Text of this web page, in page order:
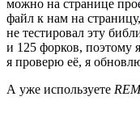
можно на странице
файл к нам на
не тестировал эту
и 125 форков, поэтому
я проверю её, я
А уже используете REM